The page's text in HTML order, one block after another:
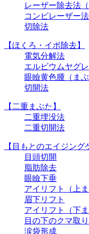
レーザー除去法
コンビレーザー法
切除法
【ほくろ・イボ除去】
電気分解法
エルビウムヤグ
眼瞼黄色腫（ま
切開法
【二重まぶた】
二重埋没法
二重切開法
【目もとのエイジング
目頭切開
脂肪除去
眼瞼下垂
アイリフト（上
眉下リフト
アイリフト（下
目の下のクマ取
涙袋形成